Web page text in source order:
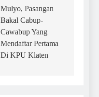
Mulyo, Pasangan
Bakal Cabup-
Cawabup Yang
Mendaftar Pertama
Di KPU Klaten